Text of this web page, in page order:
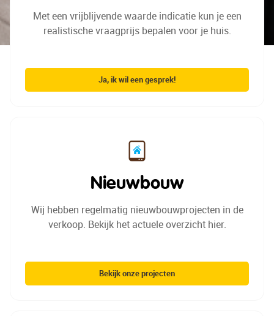
Met een vrijblijvende waarde indicatiekun je een
realistische vraagprijsbepalen voor je huis.
Ja, ik wil een gesprek!
Nieuwbouw
Wij hebben regelmatig nieuwbouwprojecten in de
verkoop. Bekijk het actuele overzicht hier.
Bekijk onze projecten